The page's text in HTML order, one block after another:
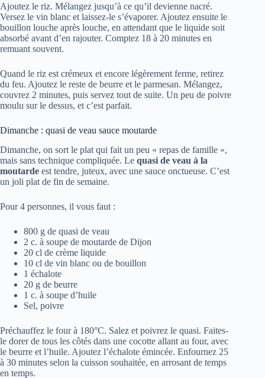
Ajoutez le riz. Mélangez jusqu’à ce qu’il devienne nacré.
Versez le vin blanc et laissez-le s’évaporer. Ajoutez ensuite le
bouillon louche après louche, en attendant que le liquide soit
absorbé avant d’en rajouter. Comptez 18 à 20 minutes en
remuant souvent.
Quand le riz est crémeux et encore légèrement ferme, retirez
du feu. Ajoutez le reste de beurre et le parmesan. Mélangez,
couvrez 2 minutes, puis servez tout de suite. Un peu de poivre
moulu sur le dessus, et c’est parfait.
Dimanche : quasi de veau sauce moutarde
Dimanche, on sort le plat qui fait un peu « repas de famille »,
mais sans technique compliquée. Le quasi de veau à la
moutarde est tendre, juteux, avec une sauce onctueuse. C’est
un joli plat de fin de semaine.
Pour 4 personnes, il vous faut :
800 g de quasi de veau
2 c. à soupe de moutarde de Dijon
20 cl de crème liquide
10 cl de vin blanc ou de bouillon
1 échalote
20 g de beurre
1 c. à soupe d’huile
Sel, poivre
Préchauffez le four à 180°C. Salez et poivrez le quasi. Faites-
le dorer de tous les côtés dans une cocotte allant au four, avec
le beurre et l’huile. Ajoutez l’échalote émincée. Enfournez 25
à 30 minutes selon la cuisson souhaitée, en arrosant de temps
en temps.